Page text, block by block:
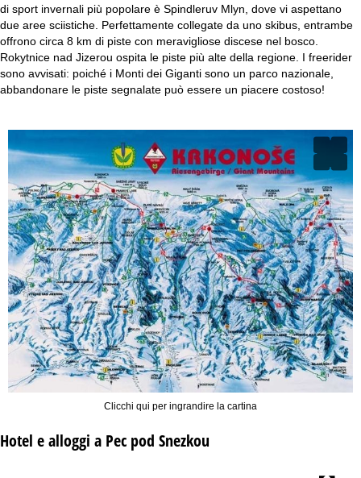
di sport invernali più popolare è Spindleruv Mlyn, dove vi aspettano
due aree sciistiche. Perfettamente collegate da uno skibus, entrambe
offrono circa 8 km di piste con meravigliose discese nel bosco.
Rokytnice nad Jizerou ospita le piste più alte della regione. I freerider
sono avvisati: poiché i Monti dei Giganti sono un parco nazionale,
abbandonare le piste segnalate può essere un piacere costoso!
Clicchi qui per ingrandire la cartina
Hotel e alloggi a Pec pod Snezkou